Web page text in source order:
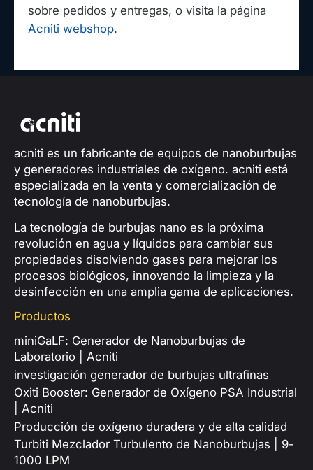
sobre pedidos y entregas, o visita la página
Acniti webshop.
acniti es un fabricante de equipos de nanoburbujas
y generadores industriales de oxígeno. acniti está
especializada en la venta y comercialización de
tecnología de nanoburbujas.
La tecnología de burbujas nano es la próxima
revolución en agua y líquidos para cambiar sus
propiedades disolviendo gases para mejorar los
procesos biológicos, innovando la limpieza y la
desinfección en una amplia gama de aplicaciones.
Productos
miniGaLF: Generador de Nanoburbujas de
Laboratorio | Acniti
investigación generador de burbujas ultrafinas
Oxiti Booster: Generador de Oxígeno PSA Industrial
| Acniti
Producción de oxígeno duradera y de alta calidad
Turbiti Mezclador Turbulento de Nanoburbujas | 9-
1000 LPM